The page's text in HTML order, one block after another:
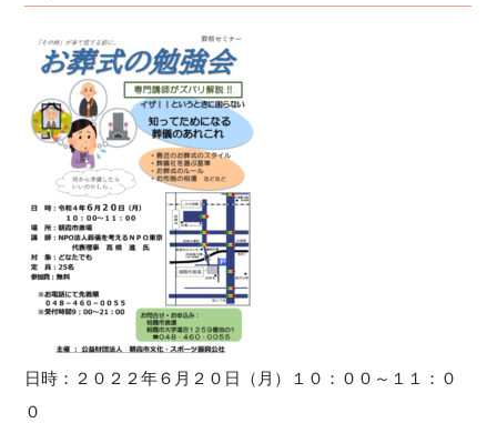
日時：２０２２年６月２０日（月）１０：００～１１：０
０